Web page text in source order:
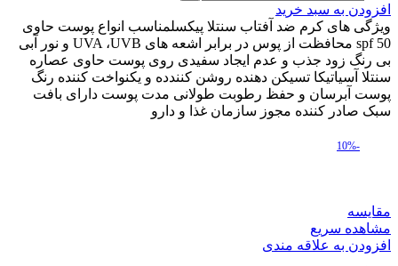
افزودن به سبد خرید
ویژگی های کرم ضد آفتاب سنتلا پیکسلمناسب انواع پوست حاوی
spf 50 محافظت از پوس در برابر اشعه های UVA ،UVB و نور آبی
بی رنگ زود جذب و عدم ایجاد سفیدی روی پوست حاوی عصاره
سنتلا آسیاتیکا تسیکن دهنده روشن کنندده و یکنواخت کننده رنگ
پوست آبرسان و حفظ رطوبت طولانی مدت پوست دارای بافت
سبک صادر کننده مجوز سازمان غذا و دارو
-10%
مقایسه
مشاهده سریع
افزودن به علاقه مندی